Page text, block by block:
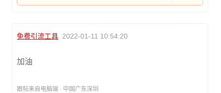
免费引流工具 2022-01-11 10:54:20
加油
跟帖来自电脑端 · 中国广东深圳